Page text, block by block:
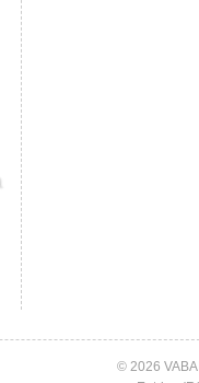
© 2026